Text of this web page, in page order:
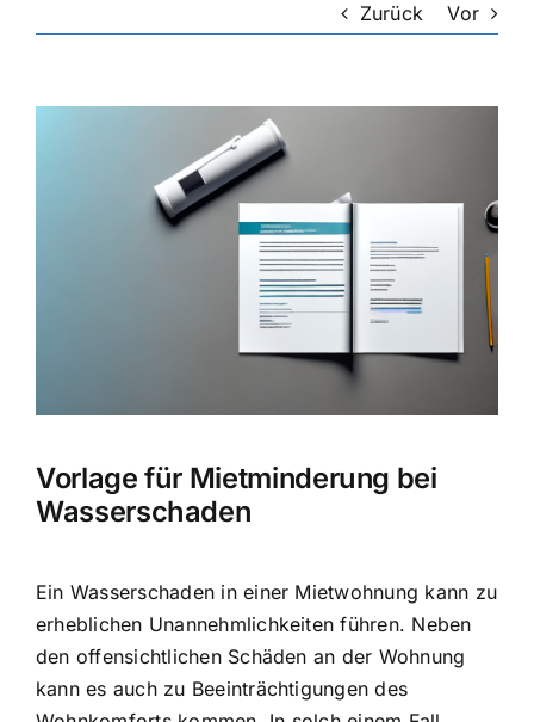
Hausratversicherung
Berufsunfähigkeitsversicherung
Zurück Vor
Vorlage für Mietminderung bei
Wasserschaden
Ein Wasserschaden in einer Mietwohnung kann zu
erheblichen Unannehmlichkeiten führen. Neben
den offensichtlichen Schäden an der Wohnung
kann es auch zu Beeinträchtigungen des